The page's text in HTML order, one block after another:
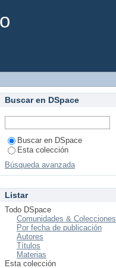
Buscar en DSpace
Buscar en DSpace
Esta colección
Búsqueda avanzada
Listar
Todo DSpace
Comunidades & Colecciones
Por fecha de publicación
Autores
Títulos
Materias
Esta colección